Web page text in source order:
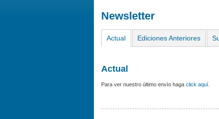
Newsletter
Actual Ediciones Anteriores
Actual
Para ver nuestro último envío haga click aquí